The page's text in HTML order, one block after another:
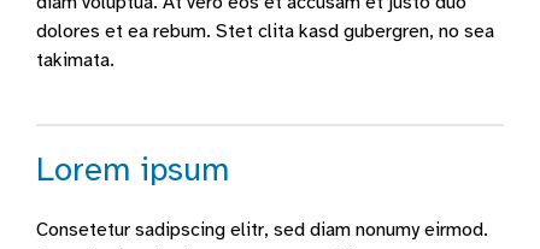
dolores et ea rebum. Stet clita kasd gubergren, no sea
takimata.
Lorem ipsum
Consetetur sadipscing elitr, sed diam nonumy eirmod.